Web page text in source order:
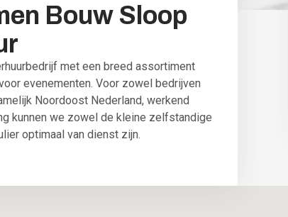
Bouw Sloop
met een breed assortiment
evenementen. Voor zowel bedrijven
Noordoost Nederland, werkend
kunnen we zowel de kleine zelfstandige
optimaal van dienst zijn.